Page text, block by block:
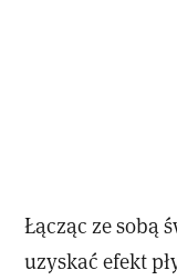
Łącząc ze sobą
uzyskać efekt